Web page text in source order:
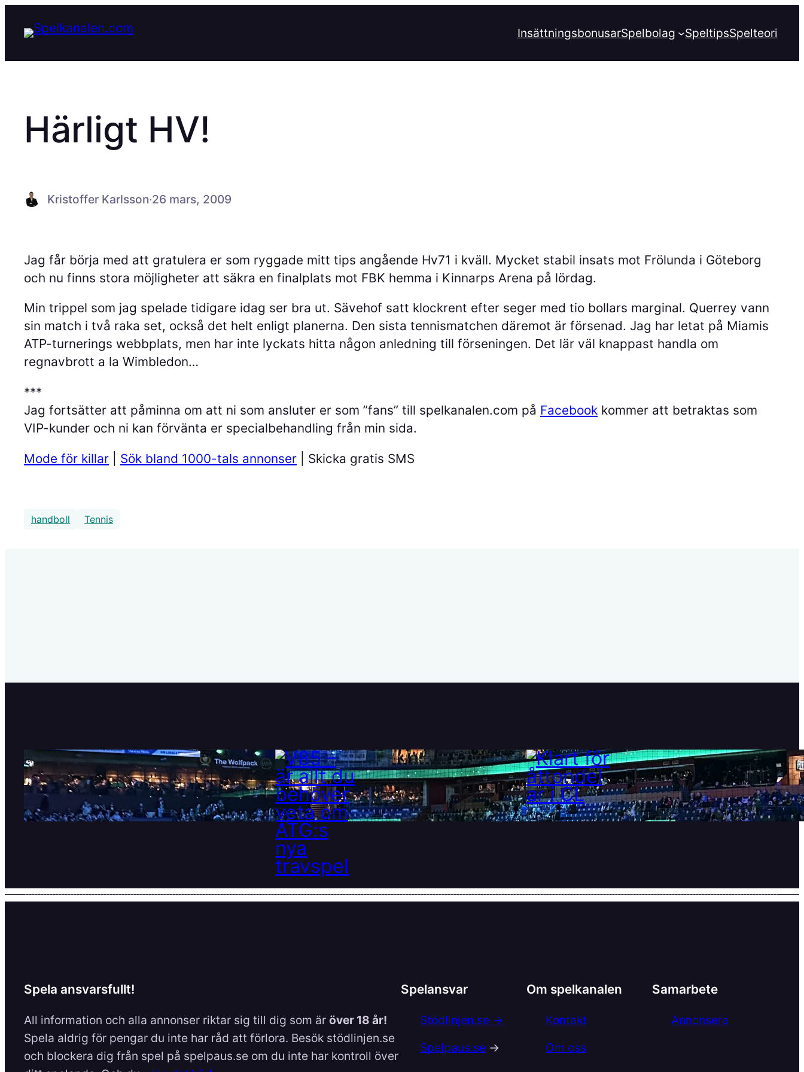
InsättningsbonusarSpelbolag SpeltipsSpelteori
Härligt HV!
Kristoffer Karlsson·26 mars, 2009
Jag får börja med att gratulera er som ryggade mitt tips angående Hv71 i kväll. Mycket stabil insats mot Frölunda i Göteborg
och nu finns stora möjligheter att säkra en finalplats mot FBK hemma i Kinnarps Arena på lördag.
Min trippel som jag spelade tidigare idag ser bra ut. Sävehof satt klockrent efter seger med tio bollars marginal. Querrey vann
sin match i två raka set, också det helt enligt planerna. Den sista tennismatchen däremot är försenad. Jag har letat på Miamis
ATP-turnerings webbplats, men har inte lyckats hitta någon anledning till förseningen. Det lär väl knappast handla om
regnavbrott a la Wimbledon…
***
Jag fortsätter att påminna om att ni som ansluter er som ”fans” till spelkanalen.com på Facebook kommer att betraktas som
VIP-kunder och ni kan förvänta er specialbehandling från min sida.
Mode för killar Sök bland 1000-tals annonser | Skicka gratis SMS
handboll Tennis
SHL är tillbaka!
11 september, 2025
V85 – är allt du behöver
veta om ATG:s nya travspel
28 maj, 2025
Klart för åttondelar i CL
21 februari, 2025
Spela ansvarsfullt!
All information och alla annonser riktar sig till dig som är över 18 år!
Spela aldrig för pengar du inte har råd att förlora. Besök stödlinjen.se
och blockera dig från spel på spelpaus.se om du inte har kontroll över
Spelansvar
Stödlinjen.se →
Spelpaus.se →
Om spelkanalen
Kontakt
Om oss
Samarbete
Annonsera